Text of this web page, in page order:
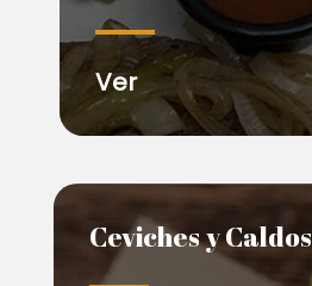
Ver
Ceviches y Caldos